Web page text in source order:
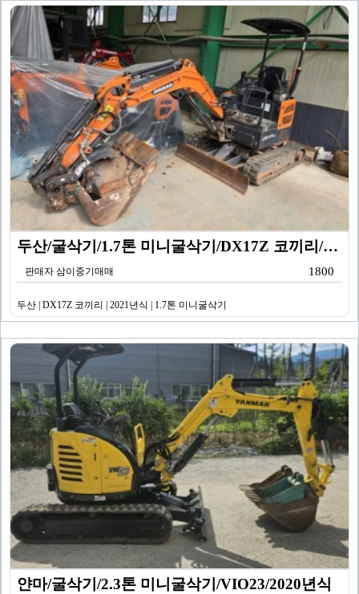
두산/굴삭기/1.7톤 미니굴삭기/DX17Z 코끼리/20…
판매자 삼이중기매매 1800
두산 | DX17Z 코끼리 | 2021년식 | 1.7톤 미니굴삭기
얀마/굴삭기/2.3톤 미니굴삭기/VIO23/2020년식